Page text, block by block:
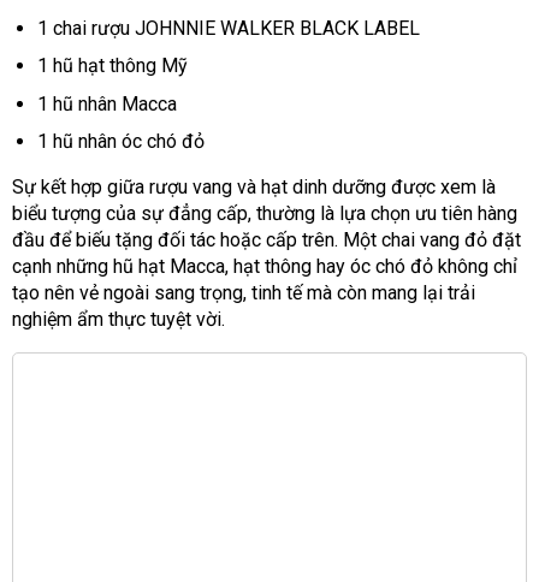
1 chai rượu JOHNNIE WALKER BLACK LABEL
1 hũ hạt thông Mỹ
1 hũ nhân Macca
1 hũ nhân óc chó đỏ
Sự kết hợp giữa rượu vang và hạt dinh dưỡng được xem là
biểu tượng của sự đẳng cấp, thường là lựa chọn ưu tiên hàng
đầu để biếu tặng đối tác hoặc cấp trên. Một chai vang đỏ đặt
cạnh những hũ hạt Macca, hạt thông hay óc chó đỏ không chỉ
tạo nên vẻ ngoài sang trọng, tinh tế mà còn mang lại trải
nghiệm ẩm thực tuyệt vời.